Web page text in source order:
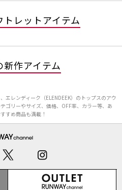
レットアイテム
新作アイテム
エレンディーク（ELENDEEK）のトップスのアウ
ゴリーやサイズ、価格、OFF率、カラー等、あ
すめ商品も満載！